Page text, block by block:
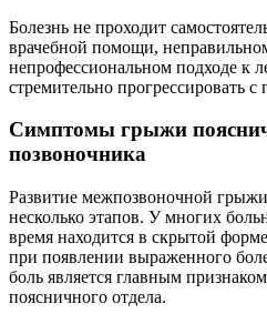
Болезнь не проходит
врачебной помощи,
непрофессиональном подходе к
стремительно прогрессировать
Симптомы грыжи
позвоночника
Развитие межпозвоночной
несколько этапов. У многих
время находится в скрытой
при появлении выраженного
боль является главным
поясничного отдела.